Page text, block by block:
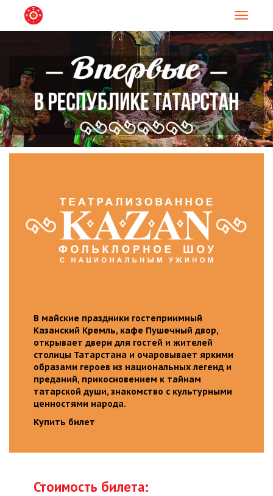
В майские праздники гостеприимный
Казанский Кремль, кафе Пушечный двор,
открывает двери для гостей и жителей
столицы Татарстана и очаровывает яркими
образами героев из национальных легенд и
преданий, прикосновением к тайнам
татарской души, знакомство с культурными
ценностями народа.
Купить билет
Стоимость билета: